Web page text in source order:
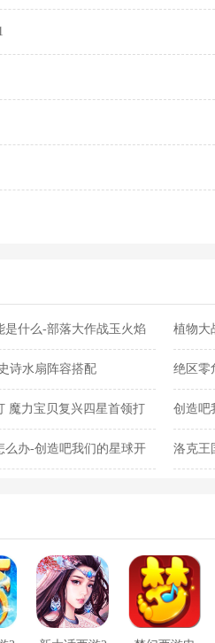
什么-部落大作战玉火焰 植物大
交版贴
诗水扇阵容搭配 绝区零
任务完
魔力宝贝复兴四星首领打 创造吧
蛋使用
么办-创造吧我们的星球开 洛克王